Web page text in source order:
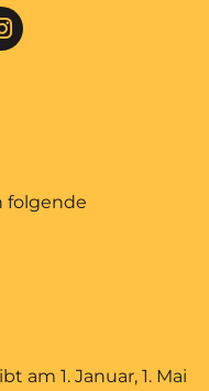
folgende
am 1. Januar, 1. Mai